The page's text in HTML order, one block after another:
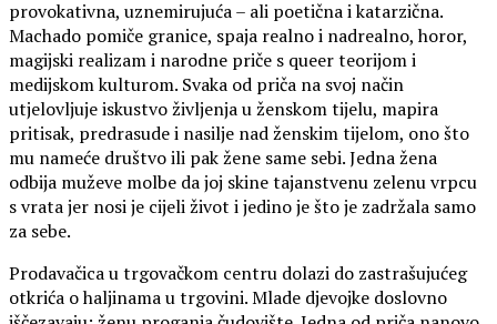
provokativna, uznemirujuća – ali poetična i katarzična.
Machado pomiče granice, spaja realno i nadrealno, horor,
magijski realizam i narodne priče s queer teorijom i
medijskom kulturom. Svaka od priča na svoj način
utjelovljuje iskustvo življenja u ženskom tijelu, mapira
pritisak, predrasude i nasilje nad ženskim tijelom, ono što
mu nameće društvo ili pak žene same sebi. Jedna žena
odbija muževe molbe da joj skine tajanstvenu zelenu vrpcu
s vrata jer nosi je cijeli život i jedino je što je zadržala samo
za sebe.
Prodavačica u trgovačkom centru dolazi do zastrašujućeg
otkrića o haljinama u trgovini. Mlade djevojke doslovno